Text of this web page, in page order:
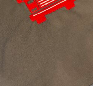
SELECT OPTIONS / DETAILS